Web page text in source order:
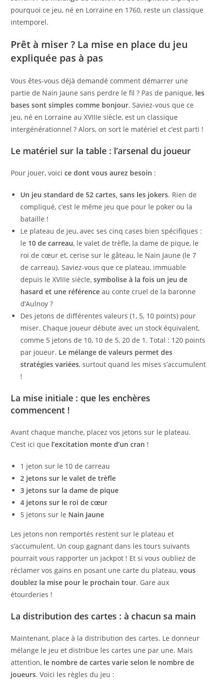
pourquoi ce jeu, né en Lorraine en 1760, reste un classique
intemporel.
Prêt à miser ? La mise en place du jeu
expliquée pas à pas
Vous êtes-vous déjà demandé comment démarrer une
partie de Nain Jaune sans perdre le fil ? Pas de panique, les
bases sont simples comme bonjour. Saviez-vous que ce
jeu, né en Lorraine au XVIIIe siècle, est un classique
intergénérationnel ? Alors, on sort le matériel et c’est parti !
Le matériel sur la table : l’arsenal du joueur
Pour jouer, voicice dont vous aurez besoin :
Un jeu standard de 52 cartes, sans les jokers. Rien de
compliqué, c’est le même jeu que pour le poker ou la
bataille !
Le plateau de jeu, avec ses cinq cases bien spécifiques :
le 10 de carreau, le valet de trèfle, la dame de pique, le
roi de cœur et, cerise sur le gâteau, le Nain Jaune (le 7
de carreau). Saviez-vous que ce plateau, immuable
depuis le XVIIIe siècle,symbolise à la fois un jeu de
hasard et une référence au conte cruel de la baronne
d’Aulnoy ?
Des jetons de différentes valeurs (1, 5, 10 points) pour
miser. Chaque joueur débute avec un stock équivalent,
comme 5 jetons de 10, 10 de 5, 20 de 1. Total : 120 points
par joueur. Le mélange de valeurs permet des
stratégies variées, surtout quand les mises s’accumulent
!
La mise initiale : que les enchères
commencent !
Avant chaque manche, placez vos jetons sur le plateau.
C’est ici que l’excitation monte d’un cran !
1 jeton sur le 10 de carreau
2 jetons sur le valet de trèfle
3 jetons sur la dame de pique
4 jetons sur le roi de cœur
5 jetons sur le Nain Jaune
Les jetons non remportés restent sur le plateau et
s’accumulent. Un coup gagnant dans les tours suivants
pourrait vous rapporter un jackpot ! Et si vous oubliez de
réclamer vos gains en posant une carte du plateau,vous
doublez la mise pour le prochain tour. Gare aux
étourderies !
La distribution des cartes : à chacun sa main
Maintenant, place à la distribution des cartes. Le donneur
mélange le jeu et distribue les cartes une par une. Mais
attention, le nombre de cartes varie selon le nombre de
joueurs. Voici les règles du jeu :